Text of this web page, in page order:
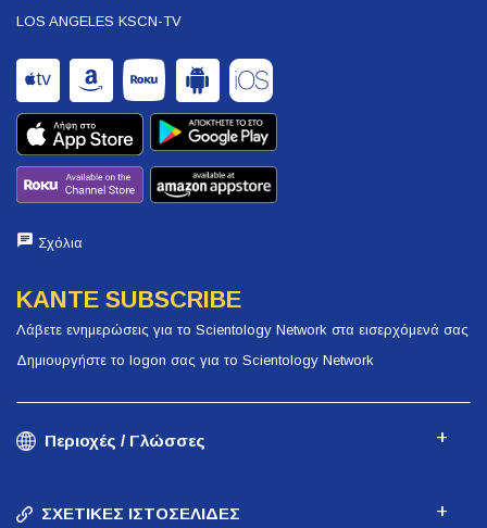
LOS ANGELES KSCN-TV
Σχόλια
ΚΑΝΤΕ SUBSCRIBE
Λάβετε ενημερώσεις για το Scientology Network στα εισερχόμενά σας
Δημιουργήστε το logon σας για το Scientology Network
Περιοχές / Γλώσσες
ΣΧΕΤΙΚΕΣ ΙΣΤΟΣΕΛΙΔΕΣ